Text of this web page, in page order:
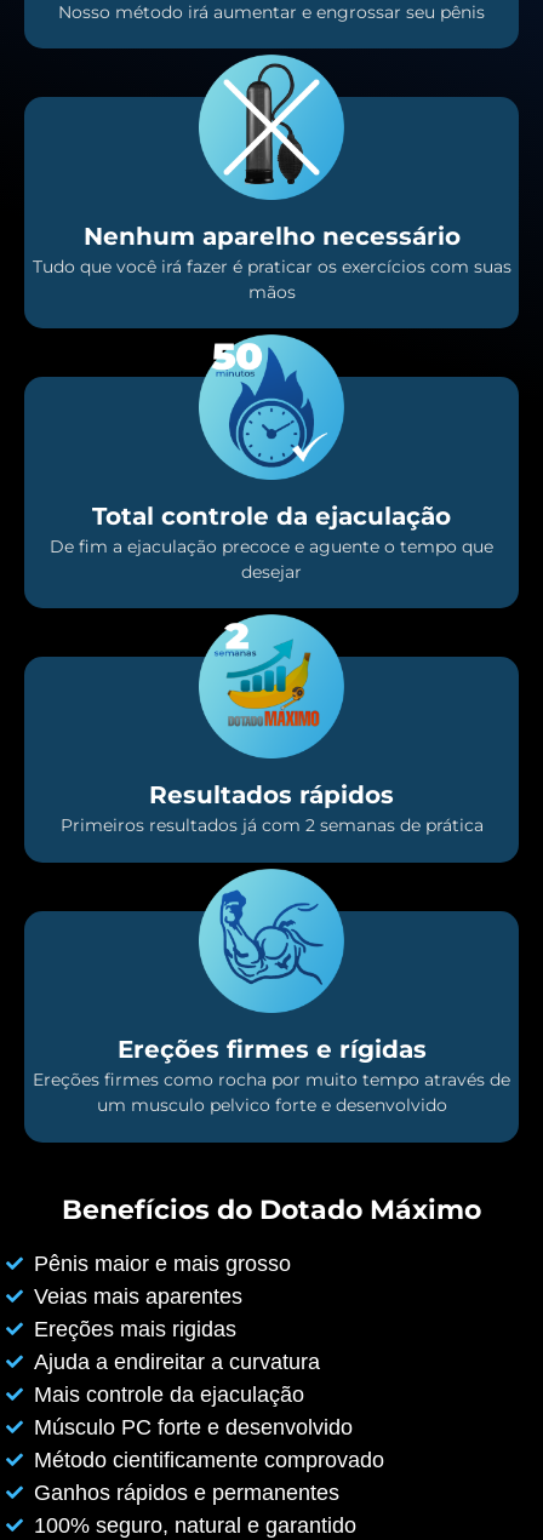
Nosso método irá aumentar e engrossar seu pênis
Nenhum aparelho necessário
Tudo que você irá fazer é praticar os exercícios com suas
mãos
Total controle da ejaculação
De fim a ejaculação precoce e aguente o tempo que
desejar
Resultados rápidos
Primeiros resultados já com 2 semanas de prática
Ereções firmes e rígidas
Ereções firmes como rocha por muito tempo através de
um musculo pelvico forte e desenvolvido
Benefícios do Dotado Máximo
Pênis maior e mais grosso
Veias mais aparentes
Ereções mais rigidas
Ajuda a endireitar a curvatura
Mais controle da ejaculação
Músculo PC forte e desenvolvido
Método cientificamente comprovado
Ganhos rápidos e permanentes
100% seguro, natural e garantido